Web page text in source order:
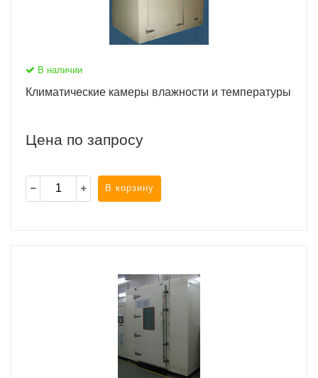
В наличии
Климатические камеры влажности и температуры
Цена по запросу
В корзину